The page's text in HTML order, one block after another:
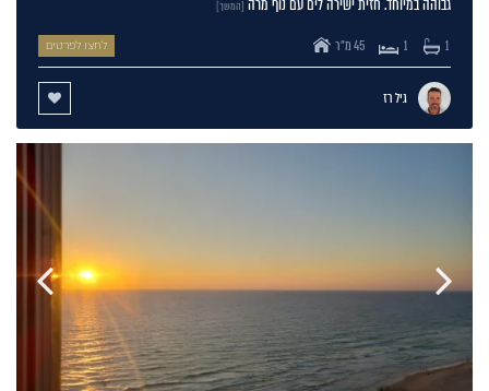
[המשך]
1 1 45 מ"ר לחצו לפרטים
גיל רז